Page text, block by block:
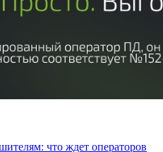
что ждет операторов